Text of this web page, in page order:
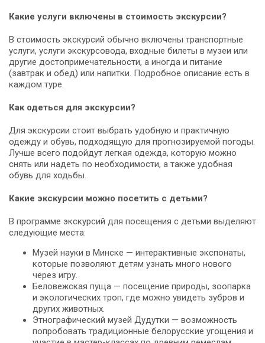
Какие услуги включены в стоимость экскурсии?
В стоимость экскурсий обычно включены транспортные
услуги, услуги экскурсовода, входные билеты в музеи или
другие достопримечательности, а иногда и питание
(завтрак и обед) или напитки. Подробное описание есть в
каждом туре.
Как одеться для экскурсии?
Для экскурсии стоит выбрать удобную и практичную
одежду и обувь, подходящую для прогнозируемой погоды.
Лучше всего подойдут легкая одежда, которую можно
снять или надеть по необходимости, а также удобная
обувь для ходьбы.
Какие экскурсии можно посетить с детьми?
В программе экскурсий для посещения с детьми выделяют
следующие места:
Музей науки в Минске — интерактивные экспонаты,
которые позволяют детям узнать много нового
через игру.
Беловежская пуща — посещение природы, зоопарка
и экологических троп, где можно увидеть зубров и
других животных.
Этнографический музей Дудутки — возможность
попробовать традиционные белорусские угощения и